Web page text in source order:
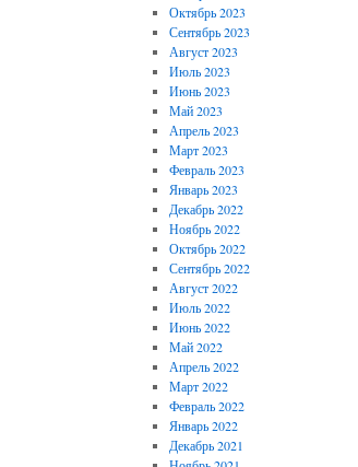
Октябрь 2023
Сентябрь 2023
Август 2023
Июль 2023
Июнь 2023
Май 2023
Апрель 2023
Март 2023
Февраль 2023
Январь 2023
Декабрь 2022
Ноябрь 2022
Октябрь 2022
Сентябрь 2022
Август 2022
Июль 2022
Июнь 2022
Май 2022
Апрель 2022
Март 2022
Февраль 2022
Январь 2022
Декабрь 2021